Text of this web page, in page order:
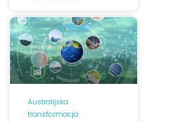
Australijska
transformacja